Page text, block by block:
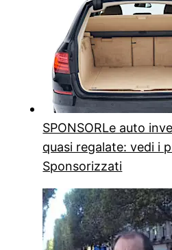
SPONSORLe auto
quasi regalate: vedi i
Sponsorizzati